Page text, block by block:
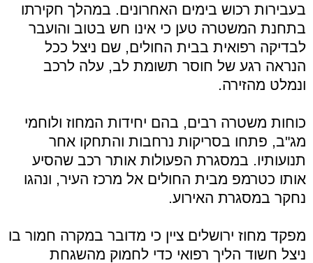
בעבירות רכוש בימים האחרונים. במהלך חקירתו
בתחנת המשטרה טען כי אינו חש בטוב והועבר
לבדיקה רפואית בבית החולים, שם ניצל ככל
הנראה רגע של חוסר תשומת לב, עלה לרכב
ונמלט מהזירה.
כוחות משטרה רבים, בהם יחידות המחוז ולוחמי
מג"ב, פתחו בסריקות נרחבות והתחקו אחר
תנועותיו. במסגרת הפעולות אותר רכב שהסיע
אותו כטרמפ מבית החולים אל מרכז העיר, ונהגו
נחקר במסגרת האירוע.
מפקד מחוז ירושלים ציין כי מדובר במקרה חמור בו
ניצל חשוד הליך רפואי כדי לחמוק מהשגחת